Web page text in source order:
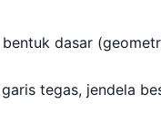
dasar
tegas, jendela